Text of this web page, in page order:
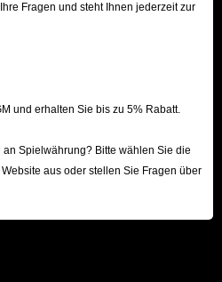
Fragen und steht Ihnen jederzeit zur
und erhalten Sie bis zu 5% Rabatt.
Spielwährung? Bitte wählen Sie die
aus oder stellen Sie Fragen über